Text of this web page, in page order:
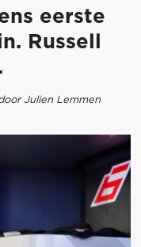
eerste
Russell
Julien Lemmen